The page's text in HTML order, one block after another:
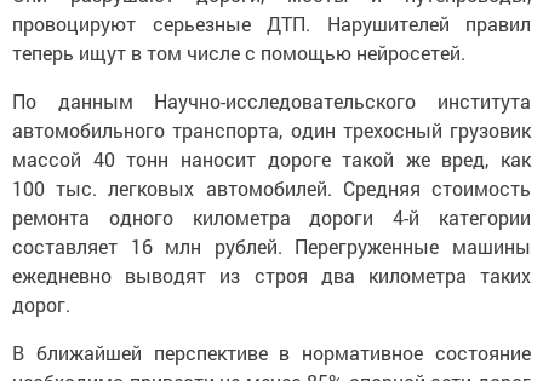
провоцируют серьезные ДТП. Нарушителей правил
теперь ищут в том числе с помощью нейросетей.
По данным Научно-исследовательского института
автомобильного транспорта, один трехосный грузовик
массой 40 тонн наносит дороге такой же вред, как
100 тыс. легковых автомобилей. Средняя стоимость
ремонта одного километра дороги 4-й категории
составляет 16 млн рублей. Перегруженные машины
ежедневно выводят из строя два километра таких
дорог.
В ближайшей перспективе в нормативное состояние
необходимо привести не менее 85% опорной сети дорог